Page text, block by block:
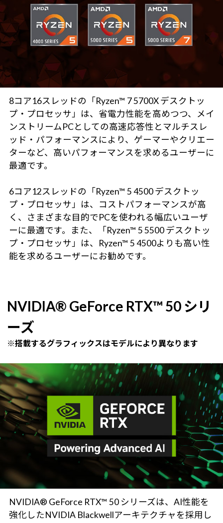
8コア16スレッドの「Ryzen™ 7 5700X デスクトッ
プ・プロセッサ」は、省電力性能を高めつつ、メイ
ンストリームPCとしての高速応答性とマルチスレ
ッド・パフォーマンスにより、ゲーマーやクリエー
ターなど、高いパフォーマンスを求めるユーザーに
最適です。
6コア12スレッドの「Ryzen™ 5 4500 デスクトッ
プ・プロセッサ」は、コストパフォーマンスが高
く、さまざまな目的でPCを使われる幅広いユーザ
ーに最適です。また、「Ryzen™ 5 5500 デスクトッ
プ・プロセッサ」は、Ryzen™ 5 4500よりも高い性
能を求めるユーザーにお勧めです。
NVIDIA® GeForce RTX™ 50 シリ
ーズ
※搭載するグラフィックスはモデルにより異なります
NVIDIA® GeForce RTX™ 50 シリーズは、AI性能を
強化したNVIDIA Blackwellアーキテクチャを採用し